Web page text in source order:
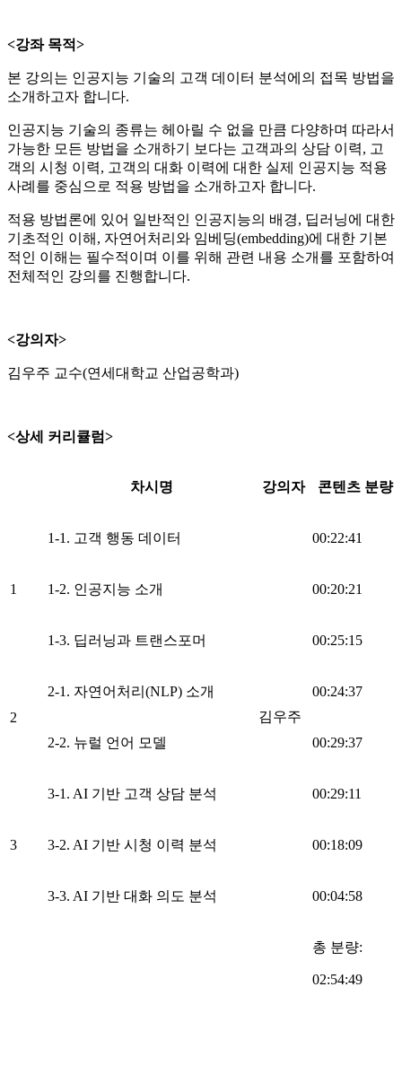
<강좌 목적>
본 강의는 인공지능 기술의 고객 데이터 분석에의 접목 방법을
소개하고자 합니다.
인공지능 기술의 종류는 헤아릴 수 없을 만큼 다양하며 따라서
가능한 모든 방법을 소개하기 보다는 고객과의 상담 이력, 고
객의 시청 이력, 고객의 대화 이력에 대한 실제 인공지능 적용
사례를 중심으로 적용 방법을 소개하고자 합니다.
적용 방법론에 있어 일반적인 인공지능의 배경, 딥러닝에 대한
기초적인 이해, 자연어처리와 임베딩(embedding)에 대한 기본
적인 이해는 필수적이며 이를 위해 관련 내용 소개를 포함하여
전체적인 강의를 진행합니다.
<강의자>
김우주 교수(연세대학교 산업공학과)
<상세 커리큘럼>
차시명 강의자 콘텐츠 분량
1
1-1. 고객 행동 데이터
김우주
00:22:41
1-2. 인공지능 소개 00:20:21
1-3. 딥러닝과 트랜스포머 00:25:15
2
2-1. 자연어처리(NLP) 소개 00:24:37
2-2. 뉴럴 언어 모델 00:29:37
3
3-1. AI 기반 고객 상담 분석 00:29:11
3-2. AI 기반 시청 이력 분석 00:18:09
3-3. AI 기반 대화 의도 분석 00:04:58
총 분량:
02:54:49